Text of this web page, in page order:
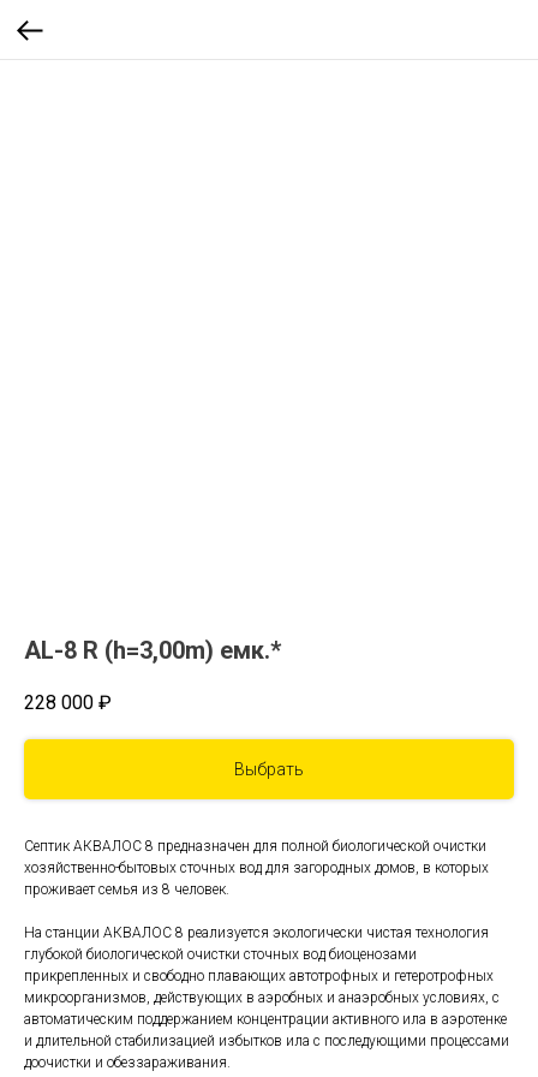
AL-8 R (h=3,00m) емк.*
228 000 ₽
Выбрать
Септик АКВАЛОС 8 предназначен для полной биологической очистки
хозяйственно-бытовых сточных вод для загородных домов, в которых
проживает семья из 8 человек.
На станции АКВАЛОС 8 реализуется экологически чистая технология
глубокой биологической очистки сточных вод биоценозами
прикрепленных и свободно плавающих автотрофных и гетеротрофных
микроорганизмов, действующих в аэробных и анаэробных условиях, с
автоматическим поддержанием концентрации активного ила в аэротенке
и длительной стабилизацией избытков ила с последующими процессами
доочистки и обеззараживания.